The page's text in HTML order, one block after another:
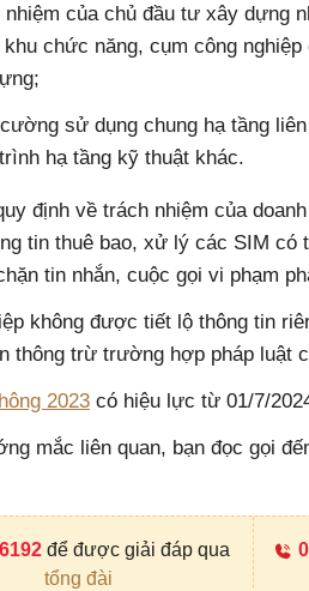
nhiệm của chủ đầu tư xây dựng
khu chức năng, cụm công
sử dụng chung hạ tầng
hạ tầng kỹ thuật khác.
định về trách nhiệm của
tin thuê bao, xử lý các SIM có
tin nhắn, cuộc gọi vi phạm
không được tiết lộ thông tin
thông trừ trường hợp pháp luật
2023 có hiệu lực từ 01/7/
mắc liên quan, bạn đọc gọi
để được giải đáp qua
tổng đài